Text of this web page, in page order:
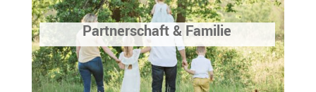
Partnerschaft & Familie